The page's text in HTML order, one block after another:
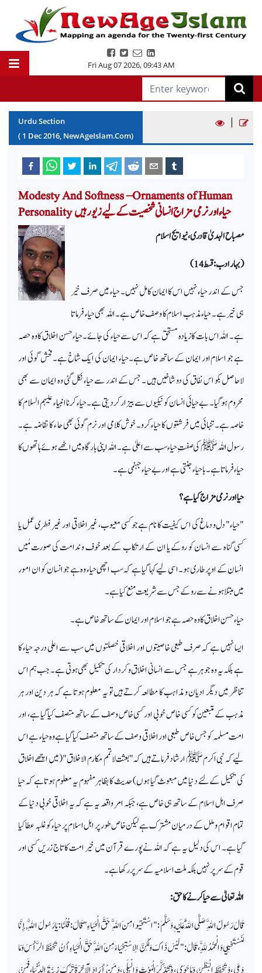
Fri Aug 07 2026,09:43 AM
Urdu Section
( 1 Dec2016, NewAgeIslam.Com)
|
Modesty And Softness –Ornaments of Human
Personality حیاء اور نرمی مزاج انسانی شخصیت کے لیے زیور ہیں
مصباح الہدیٰ قادری، نیو ایج اسلام
(بہار ادب: قسط 14 )
جس کے اندر حیاء نہیں اس کا ایمان کامل نہیں۔ حیاء میں صرف خیر
ہی خیر ہے۔ حیاء مذہب اسلام کا وصف خاص ہے۔ اللہ بھی حیاء فرماتا
ہے۔ اللہ اس بات کا زیادہ مستحق ہے کہ اس سے حیاء کی جائے۔ حیاءحسن اخلاق کا وہ حصہ
ہے جو اسلام اور ایمان کے ساتھ خاص ہے۔ حیاء ایمان کی ایک شاخ ہے۔ فحش گوئی اور
لاحاصل بکو اس نفاق کی دو شاخیں ہیں ۔ جس کے اندر سے حیاء نکل گئی وہ ایمان سے بھی
محروم ہو گیا۔ بے حیائی انسان کو نیکیوں سے بیزار کر دیتی ہے۔ حیاء کرنا انبیاء علیہم السلام کا
خاصہ ہے۔ تنہائی میں فرشتوں کا حیاء کرو۔ خوش کلامی اور نرم گوئی بھی حا ء کا تقاضہ ہے۔
رسول اللہ ﷺ کی صفتِ حیاء سب سے اعلیٰ ہے۔ اللہ اپنی بارگاہ میں اٹھے ہوئے ہاتھوں کا
حیاء فرماتا ہے۔ با حیاء جنتی ہے اور بے حیاء جہنمی ہے۔
حیا اور نرمی مزاج کیا ہے؟
"حیاء" دل و دماغ کی اس کیفیت کا نام ہے جو کسی معیوب، غیر اخلاقی اور غیر فطری عمل یا
کسی گناہ سے انسان کو روکے یا ان کے ارتکاب کے بعد خوف و ندامت کی صورت مٰیں
انسان کے اوپر طاری ہو۔ اسی لیے کہا گیا ہے کہ سب اچھی حیاء وہ ہے جو انسان کو ان امور
میں مبتلا ہونے سے روکے جس سے شریعت منع کیا ہے۔
حیاءحسن اخلاق کا وہ حصہ ہے جو اسلام اور ایمان کے ساتھ خاص ہے۔
ایسا نہیں ہے کہ صرف طبعی خاصیتوں اور اخلاقی خصلتوں میں سب سے اعلی درجہ حیاء کا
ہے بلکہ یہ وہ جوہر ہے جس سے انسانی اخلاق و کردار کی تکمیل بھی ہوتی ہے۔ جب ہم اس
تناظر میں دیگر ادیان و مذاہب کا مطالعہ کرتے ہیں تو یہ معلوم ہوتا ہے کہ ہر دین اور ہر
مذہب کے متبعین کو کسی خاص خوبی اور کسی خاص وصف کے ساتھ متصف کیا گیا ہے، اور
امت مسلمہ کو جس خاص طبعی اور اخلاقی وصف کے ساتھ متصف کیا گیا ہے وہ حیاء ہے اس
لیے کہ نبی اکرم ﷺ ارشاد فرماتے ہیں کہ "بعثت لاتمم مکارم الاخلاق" (میں اچھے اخلاق
کی تکمیل کے لئے دنیا میں مبعوث گیا ہوں) حدیث کا بظاہر مفہوم یہ معلوم ہوتا ہے کہ حیا
صرف اہل اسلام کے ساتھ ہی خاص ہے، جبکہ امر واقعہ یہ ہے کہ یہ اخلاقی خوبی دنیا کے
تمام اقوام و ملل کے درمیان مشترک ہے لیکن خاص طور پر اہل اسلام پر حیاء کو غلبہ عطا کیا
گیا ہے۔ اس کی دلیل یہ ہے کہ اللہ نے پورے قرآن میں خیر امت کا تاج زریں کسی اور
قوم کے سر پر نہیں بلکہ ملت اسلامیہ کے سر پر رکھا ہے۔
اللہ تعالیٰ سے حیا کرنے کا حق:
قَالَ رَسُولُ اللَّهِ صَلَّى اللَّهُ عَلَيْهِ وَسَلَّمَ : " اسْتَحْيُوا مِنَ اللَّهِ حَقَّ الْحَيَاءِ " قَالَ : قُلْنَا : يَا رَسُولَ اللَّهِ , إِنَّا
لَنَسْتَحْيِي وَالْحَمْدُ لِلَّهِ ، قَالَ : " لَيْسَ ذَاكَ وَلَكِنَّ الِاسْتِحْيَاءَ مِنَ اللَّهِ حَقَّ الْحَيَاءِ أَنْ تَحْفَظَ الرَّأْسَ وَمَا
وَعَى ، وَتَحْفَظَ الْبَطْنَ وَمَا حَوَى ، وَتَتَذَكَّرَ الْمَوْتَ وَالْبِلَى ، وَمَنْ أَرَادَ الْآخِرَةَ تَرَكَ زِينَةَ الدُّنْيَا ، فَمَنْ